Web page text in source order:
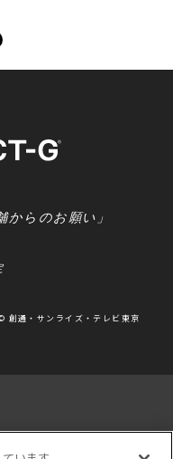
からのお願い」
通・サンライズ・テレビ東京